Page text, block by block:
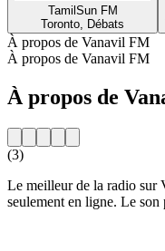
TamilSun FM
Toronto, Débats
À propos de Vanavil FM
À propos de Vanavil FM
À propos de
(3)
Le meilleur de la radio sur
seulement en ligne. Le son